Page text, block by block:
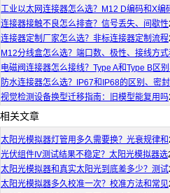
工业以太网连接器怎么选？M12 D编码和X编
连接器接触不良怎么排查？信号丢失、间歇性
连接器定制厂家怎么选？非标连接器定制流程
M12分线盒怎么选？端口数、极性、接线方式
电磁阀连接器怎么接线？Type A和Type B区
防水连接器怎么选？IP67和IP68的区别、密
视觉检测设备换型迁移指南：旧模型能复用吗
相关文章
太阳光模拟器灯管用多久需要换？光衰规律和
光伏组件IV测试结果不稳定？太阳光模拟器选
太阳光模拟器和真实太阳光到底差多少？测试
太阳光模拟器多久校准一次？校准方法和常见